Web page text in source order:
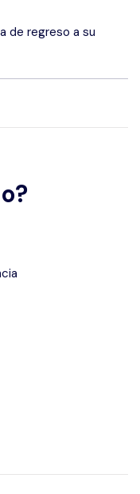
de regreso a su